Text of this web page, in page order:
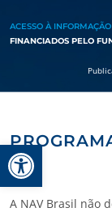
Barra
ACESSO À INFORMAÇÃO
FINANCIADOS PELO
FAT
A NAV Brasil não